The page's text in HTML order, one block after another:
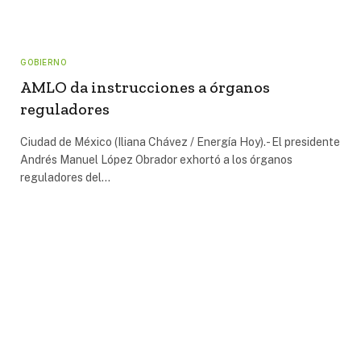
GOBIERNO
AMLO da instrucciones a órganos
reguladores
Ciudad de México (Iliana Chávez / Energía Hoy).- El presidente
Andrés Manuel López Obrador exhortó a los órganos
reguladores del…